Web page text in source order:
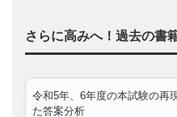
さらに高みへ！過去の書
令和5年、6年度の本試験の再
た答案分析